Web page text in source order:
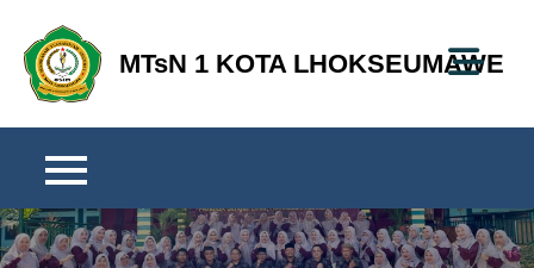
content
MTsN 1 KOTA LHOKSEUMAWE